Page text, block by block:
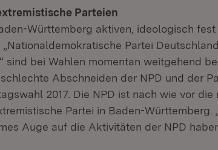
Parteien
Württemberg aktiven, ideologisch
„Nationaldemokratische Partei
sind bei Wahlen momentan weitgehend
Abschneiden der NPD und der
2017. Die NPD ist nach wie vor
Partei in Baden-Württemberg.
Auge auf die Aktivitäten der NPD